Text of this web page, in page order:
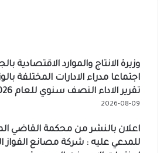
وزيرة الانتاج والموارد الاقتصادية
اجتماعا مدراء الادارات المختلفة
تقرير الاداء النصف سنوي للعام 2026
2026-08-09
اعلان بالنشر من محكمة القاضي
للمدعي عليه : شركة مصانع الفواز